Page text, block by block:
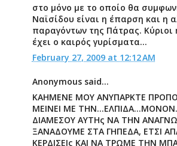
στο μόνο με το οποίο θα
Ναϊσίδου είναι η έπαρση και η
παραγόντων της Πάτρας. Κύριοι
έχει ο καιρός γυρίσματα...
February 27, 2009 at 12:12 AM
Anonymous said...
ΚΑΗΜΕΝΕ ΜΟΥ ΑΝΥΠΑΡΚΤΕ
ΜΕΙΝΕΙ ΜΕ
ΔΙΑΜΕΣΟΥ ΑΥΤΗς ΝΑ ΤΗΝ
ΞΑΝΑΔΟΥΜΕ ΣΤΑ ΓΗΠΕΔΑ, ΕΤΣΙ
ΚΕΡΔΙΣΕΙς ΚΑΙ ΝΑ ΤΡΩΜΕ ΤΗΝ